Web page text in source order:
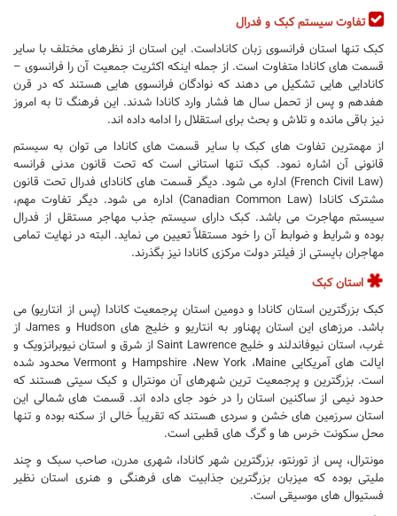
تفاوت سیستم کبک و فدرال
کبک تنها استان فرانسوی زبان کاناداست. این استان از نظرهای مختلف با سایر
قسمت های کانادا متفاوت است. از جمله اینکه اکثریت جمعیت آن را فرانسوی –
کانادایی هایی تشکیل می دهند که نوادگان فرانسوی هایی هستند که در قرن
هفدهم و پس از تحمل سال ها فشار وارد کانادا شدند. این فرهنگ تا به امروز
نیز باقی مانده و تلاش و بحث برای استقلال را ادامه داده اند.
از مهمترین تفاوت های کبک با سایر قسمت های کانادا می توان به سیستم
قانونی آن اشاره نمود. کبک تنها استانی است که تحت قانون مدنی فرانسه
(
French Civil Law) اداره می شود. دیگر قسمت های کانادای فدرال تحت قانون
مشترک کانادا (Canadian Common Law) اداره می شود. دیگر تفاوت مهم،
سیستم مهاجرت می باشد. کبک دارای سیستم جذب مهاجر مستقل از فدرال
بوده و شرایط و ضوابط آن را خود مستقلاً تعیین می نماید. البته در نهایت تمامی
مهاجران بایستی از فیلتر دولت مرکزی کانادا نیز بگذرند.
استان کبک
کبک بزرگترین استان کانادا و دومین استان پرجمعیت کانادا (پس از انتاریو) می
باشد. مرزهای این استان پهناور به انتاریو و خلیج های Hudson و James از
غرب، استان نیوفاندلند و خلیجSaint Lawrenceاز شرق و استان نیوبرانزویک و
ایالت های آمریکاییMaine، New York،Hampshire و Vermontمحدود شده
است. بزرگترین و پرجمعیت ترین شهرهای آن مونترال و کبک سیتی هستند که
حدود نیمی از ساکنین استان را در خود جای داده اند. قسمت های شمالی این
استان سرزمین های خشن و سردی هستند که تقریباً خالی از سکنه بوده و تنها
محل سکونت خرس ها و گرگ های قطبی است.
مونترال، پس از تورنتو، بزرگترین شهر کانادا، شهری مدرن، صاحب سبک و چند
ملیتی بوده که میزبان بزرگترین جذابیت های فرهنگی و هنری استان نظیر
فستیوال های موسیقی است.